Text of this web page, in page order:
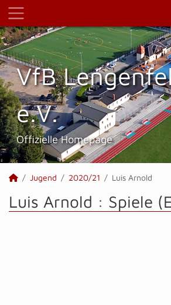
VfB
e.V.
Offizielle Homepage
Jugend 2020/21 Luis Arnold
Luis Arnold : Spiele